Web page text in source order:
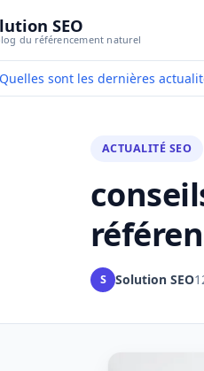
SEO
du référencement naturel
Quelles sont les dernières
ACTUALITÉ SEO
S Solution SEO